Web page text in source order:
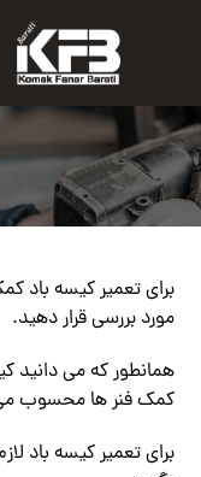
برای تعمیر کیسه باد
مورد بررسی قرار دهید.
همانطور که می دانید
کمک فنر ها محسوب
برای تعمیر کیسه باد